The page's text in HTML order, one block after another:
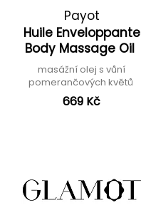
Payot
Huile Enveloppante
Body Massage Oil
masážní olej s vůní
pomerančových květů
669 Kč